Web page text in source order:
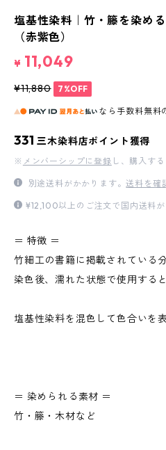
塩基性染料｜竹・籐を染め
（赤紫色）
¥ 11,049
¥11,880 7%OFF
なら 手数料無料
331 三木染料店ポイント獲得
※ メンバーシップに登録 し、購入す
別途送料がかかります。送料を確
¥12,100以上のご注文で国内送料が
＝ 特徴 ＝
竹細工の書籍に掲載されている
染色後、濡れた状態で使用する
塩基性染料を混色して色合いを
＝ 染められる素材 ＝
竹・籐・木材など